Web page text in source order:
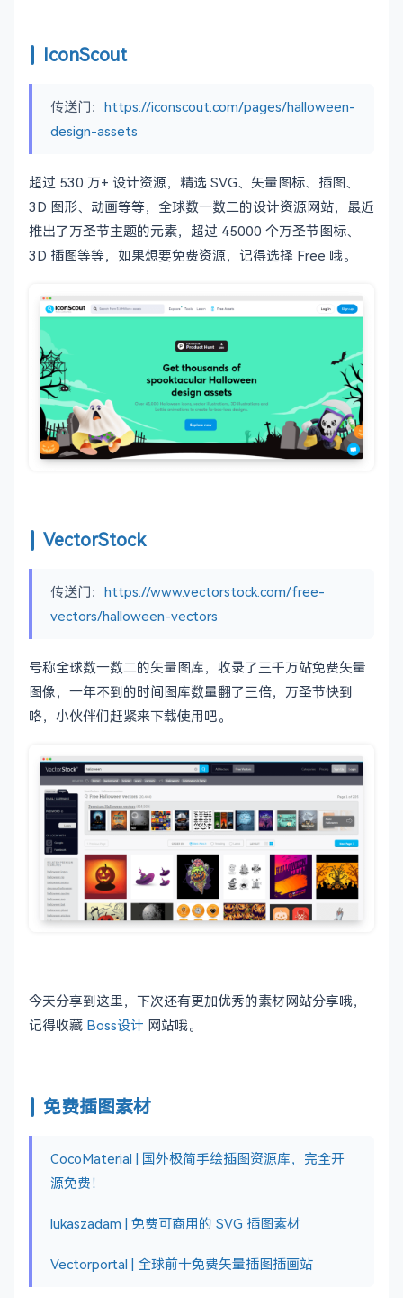
IconScout
传送门： https://iconscout.com/pages/halloween-
design-assets
超过 530 万+ 设计资源，精选 SVG、矢量图标、插图、
3D 图形、动画等等，全球数一数二的设计资源网站，最近
推出了万圣节主题的元素，超过 45000 个万圣节图标、
3D 插图等等，如果想要免费资源，记得选择 Free 哦。
VectorStock
传送门： https://www.vectorstock.com/free-
vectors/halloween-vectors
号称全球数一数二的矢量图库，收录了三千万站免费矢量
图像，一年不到的时间图库数量翻了三倍，万圣节快到
咯，小伙伴们赶紧来下载使用吧。
今天分享到这里，下次还有更加优秀的素材网站分享哦，
记得收藏 Boss设计 网站哦。
免费插图素材
CocoMaterial | 国外极简手绘插图资源库，完全开
源免费！
lukaszadam | 免费可商用的 SVG 插图素材
Vectorportal | 全球前十免费矢量插图插画站